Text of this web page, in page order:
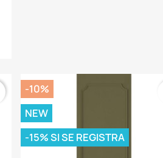
-10%
NEW
-15% SI SE REGISTRA